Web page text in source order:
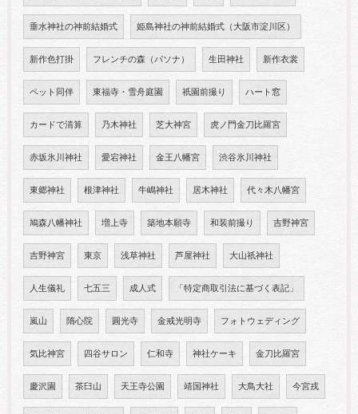
垂水神社の神前結婚式 姫島神社の神前結婚式（大阪市淀川区）
新作色打掛 フレンチの森（パソナ） 生田神社 新作衣裳
ペット同伴 東福寺・雪舟庭園 祇園前撮り ハート窓
カードで清算 乃木神社 芝大神宮 虎ノ門金刀比羅宮
赤坂氷川神社 愛宕神社 金王八幡宮 渋谷氷川神社
東郷神社 根津神社 牛嶋神社 居木神社 代々木八幡宮
鳩森八幡神社 増上寺 築地本願寺 和装前撮り 吉野神宮
吉野神宮 東京 浅草神社 芦屋神社 大山祇神社
人生儀礼 七五三 成人式 「特定商取引法に基づく表記」
嵐山 隋心院 圓光寺 金戒光明寺 フォトウェディング
気比神宮 四谷サロン 仁和寺 神社ケーキ 金刀比羅宮
慶沢園 茶臼山 天王寺公園 靖国神社 大鳥大社 今宮戎